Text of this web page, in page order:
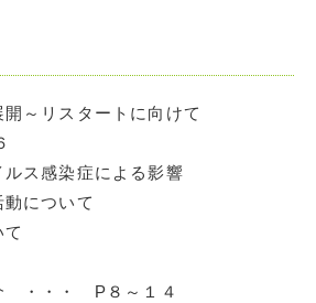
～リスタートに向けて
ス感染症による影響
について
・・・ P８～１４